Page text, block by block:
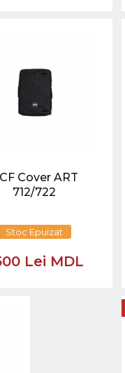
Cover ART
712/722
Stoc Epuizat
Lei MDL